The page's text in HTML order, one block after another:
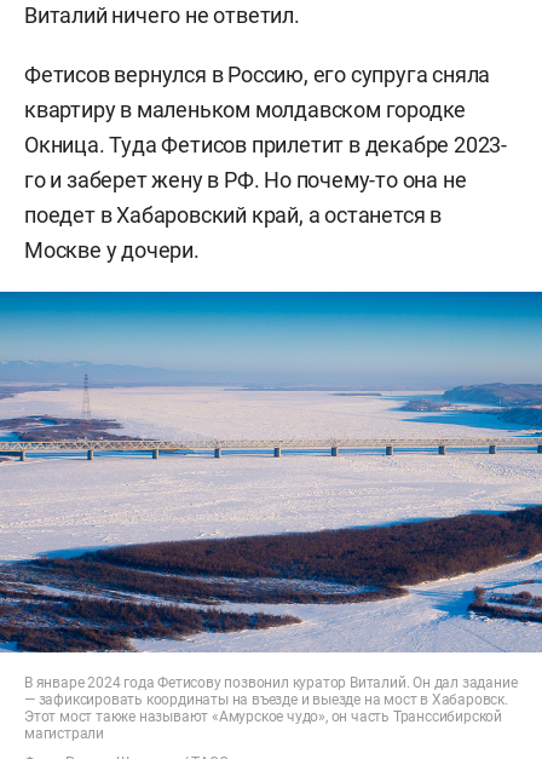
Виталий ничего не ответил.
Фетисов вернулся в Россию, его супруга сняла
квартиру в маленьком молдавском городке
Окница. Туда Фетисов прилетит в декабре 2023-
го и заберет жену в РФ. Но почему-то она не
поедет в Хабаровский край, а останется в
Москве у дочери.
В январе 2024 года Фетисову позвонил куратор Виталий. Он дал задание
— зафиксировать координаты на въезде и выезде на мост в Хабаровск.
Этот мост также называют «Амурское чудо», он часть Транссибирской
магистрали